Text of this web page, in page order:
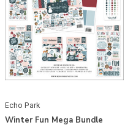
Echo Park
Winter Fun Mega Bundle